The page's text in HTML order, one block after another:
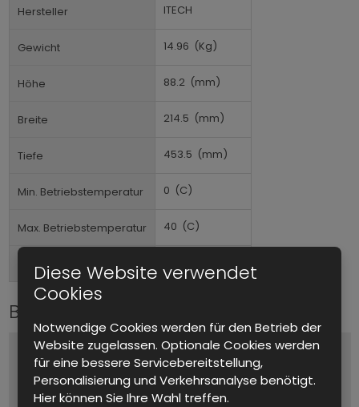
Hersteller ITECH
Gewicht 14.96 (Kg)
Höhe 88.2 (mm)
Breite 214.5 (mm)
Tiefe 453.5 (mm)
Min. Betriebstemperatur 0 (C)
Max. Betriebstemperatur 40 (C)
Formfaktor
Bitte kontaktieren Sie uns
Name und Vorname*
Diese Website verwendet
Cookies
Notwendige Cookies werden für den Betrieb der
Website zugelassen. Optionale Cookies werden
für eine bessere Servicebereitstellung,
Personalisierung und Verkehrsanalyse benötigt.
Hier können Sie Ihre Wahl treffen.